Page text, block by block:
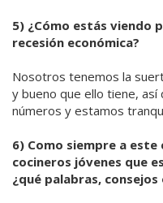
5) ¿Cómo estás viendo
recesión económica?
Nosotros tenemos la
y bueno que ello tiene,
números y estamos
6) Como siempre a
cocineros jóvenes que
¿qué palabras,